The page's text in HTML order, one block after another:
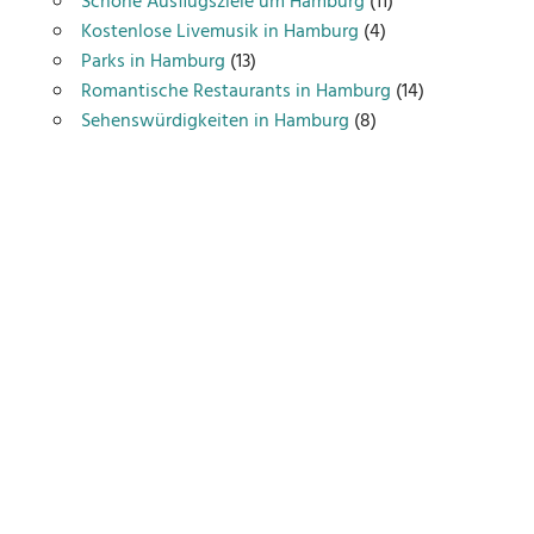
Kostenlose Livemusik in Hamburg (4)
Parks in Hamburg (13)
Romantische Restaurants in Hamburg (14)
Sehenswürdigkeiten in Hamburg (8)